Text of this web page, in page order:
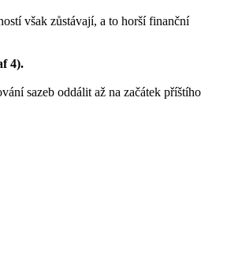
však zůstávají, a to horší finanční
4).
sazeb oddálit až na začátek příštího